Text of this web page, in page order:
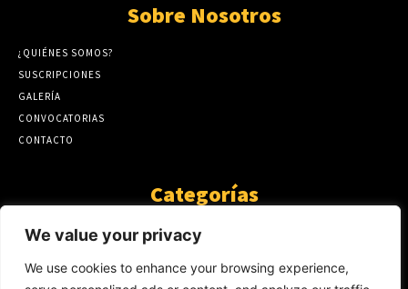
We value your privacy
We use cookies to enhance your browsing experience,
Sobre Nosotros
¿QUIÉNES SOMOS?
SUSCRIPCIONES
GALERÍA
CONVOCATORIAS
CONTACTO
Categorías
ARTÍCULOS
GUANTE DE SEDA
AL CALOR DE LA PALABRA